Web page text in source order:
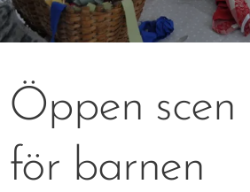
Öppen scen
för barnen